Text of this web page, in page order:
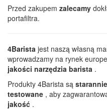
Przed zakupem zalecamy
portafiltra.
4Barista jest naszą własną
wprowadzamy na rynek
jakości narzędzia barista .
Produkty 4Barista są
testowane , aby
jakość .